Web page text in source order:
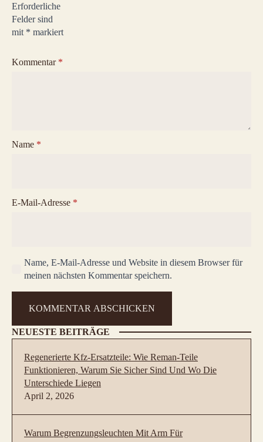
Erforderliche
Felder sind
mit * markiert
Kommentar *
Name *
E-Mail-Adresse *
Name, E-Mail-Adresse und Website in diesem Browser für
meinen nächsten Kommentar speichern.
NEUESTE BEITRÄGE
Regenerierte Kfz-Ersatzteile: Wie Reman-Teile
Funktionieren, Warum Sie Sicher Sind Und Wo Die
Unterschiede Liegen
April 2, 2026
Warum Begrenzungsleuchten Mit Arm Für